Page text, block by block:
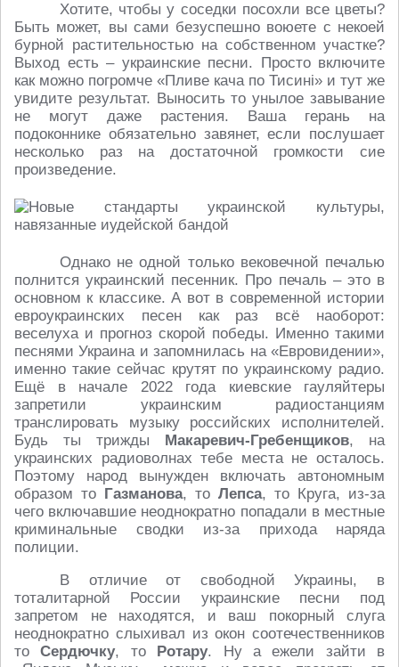
Хотите, чтобы у соседки посохли все цветы?
Быть может, вы сами безуспешно воюете с некоей
бурной растительностью на собственном участке?
Выход есть – украинские песни. Просто включите
как можно погромче «Пливе кача по Тисині» и тут же
увидите результат. Выносить то унылое завывание
не могут даже растения. Ваша герань на
подоконнике обязательно завянет, если послушает
несколько раз на достаточной громкости сие
произведение.
Однако не одной только вековечной печалью
полнится украинский песенник. Про печаль – это в
основном к классике. А вот в современной истории
евроукраинских песен как раз всё наоборот:
веселуха и прогноз скорой победы. Именно такими
песнями Украина и запомнилась на «Евровидении»,
именно такие сейчас крутят по украинскому радио.
Ещё в начале 2022 года киевские гауляйтеры
запретили украинским радиостанциям
транслировать музыку российских исполнителей.
Будь ты трижды Макаревич-Гребенщиков, на
украинских радиоволнах тебе места не осталось.
Поэтому народ вынужден включать автономным
образом то Газманова, то Лепса, то Круга, из-за
чего включавшие неоднократно попадали в местные
криминальные сводки из-за прихода наряда
полиции.
В отличие от свободной Украины, в
тоталитарной России украинские песни под
запретом не находятся, и ваш покорный слуга
неоднократно слыхивал из окон соотечественников
тоСердючку, то Ротару. Ну а ежели зайти в